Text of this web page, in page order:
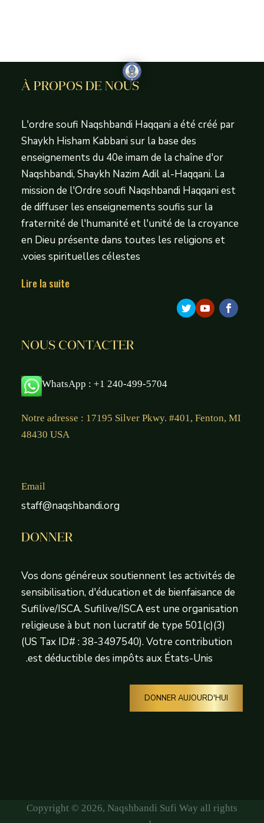
À PROPOS DE NOUS
L'ordre soufi Naqshbandi Haqqani a été créé par
Shaykh Hisham Kabbani sur la base des
enseignements du 40e imam de la chaîne d'or
Naqshbandi, Shaykh Nazim Adil al-Haqqani. La
mission de l'Ordre soufi Naqshbandi Haqqani est
de diffuser les enseignements soufis sur la
fraternité de l'humanité et l'unité de la croyance
en Dieu présente dans toutes les religions et
voies spirituelles célestes.
Lire la suite
NOUS CONTACTER
WhatsApp : +1 240-499-5704
Notre adresse : 17195 Silver Pkwy. #401, Fenton, MI
48430 USA
Email
staff@naqshbandi.org
DONNER
Vos dons généreux soutiennent les activités de
sensibilisation, d'éducation et de bienfaisance de
Sufilive/ISCA. Sufilive/ISCA est une organisation
religieuse à but non lucratif de type 501(c)(3)
(US Tax ID# : 38-3497540). Votre contribution
est déductible des impôts aux États-Unis.
DONNER AUJOURD'HUI
Copyright © 2026, Naqshbandi Sufi Way all rights